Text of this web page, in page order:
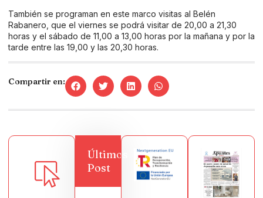
También se programan en este marco visitas al Belén
Rabanero, que el viernes se podrá visitar de 20,00 a 21,30
horas y el sábado de 11,00 a 13,00 horas por la mañana y por la
tarde entre las 19,00 y las 20,30 horas.
Compartir en:
Últimos
Post